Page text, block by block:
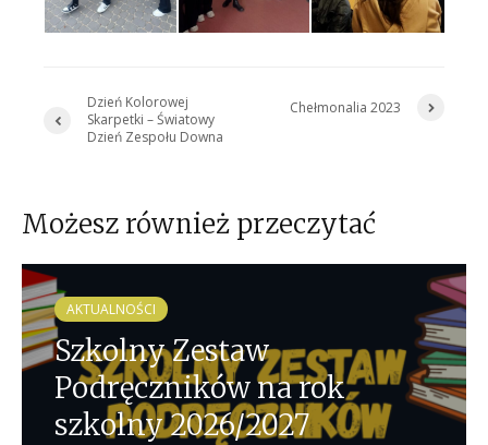
Dzień Kolorowej
Skarpetki – Światowy
Dzień Zespołu Downa
Chełmonalia 2023
Możesz również przeczytać
AKTUALNOŚCI
Szkolny Zestaw
Podręczników na rok
szkolny 2026/2027